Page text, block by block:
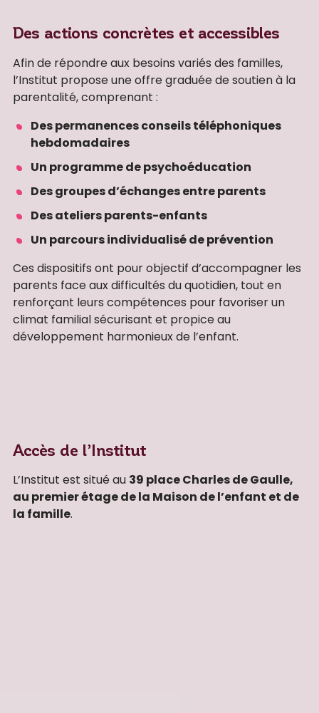
Des actions concrètes et accessibles
Afin de répondre aux besoins variés des familles,
l’Institut propose une offre graduée de soutien à la
parentalité, comprenant :
Des permanences conseils téléphoniques
hebdomadaires
Un programme de psychoéducation
Des groupes d’échanges entre parents
Des ateliers parents-enfants
Un parcours individualisé de prévention
Ces dispositifs ont pour objectif d’accompagner les
parents face aux difficultés du quotidien, tout en
renforçant leurs compétences pour favoriser un
climat familial sécurisant et propice au
développement harmonieux de l’enfant.
Accès de l’Institut
L’Institut est situé au 39 place Charles de Gaulle,
au premier étage de la Maison de l’enfant et de
la famille.